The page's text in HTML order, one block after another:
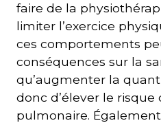
faire de la
limiter l’exercice
ces comportements
conséquences sur la
qu’augmenter la
donc d’élever le risque
pulmonaire.